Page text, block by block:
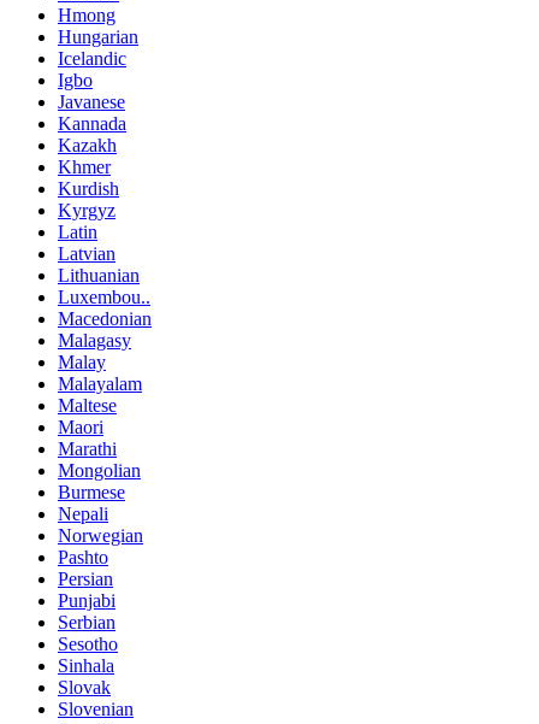
Hmong
Hungarian
Icelandic
Igbo
Javanese
Kannada
Kazakh
Khmer
Kurdish
Kyrgyz
Latin
Latvian
Lithuanian
Luxembou..
Macedonian
Malagasy
Malay
Malayalam
Maltese
Maori
Marathi
Mongolian
Burmese
Nepali
Norwegian
Pashto
Persian
Punjabi
Serbian
Sesotho
Sinhala
Slovak
Slovenian